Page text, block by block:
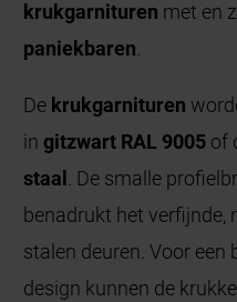
krukgarnituren met en
paniekbaren
De krukgarnituren
ingitzwart RAL 9005 of
staal
. De smalle
benadrukt het verfijnde,
stalen deuren. Voor
design kunnen de